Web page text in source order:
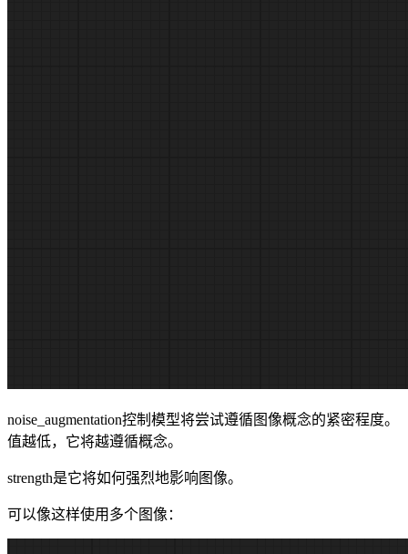
noise_augmentation控制模型将尝试遵循图像概念的紧密程度。
值越低，它将越遵循概念。
strength是它将如何强烈地影响图像。
可以像这样使用多个图像：